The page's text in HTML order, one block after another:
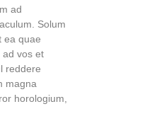
ad
Solum
ea quae
ad vos et
reddere
magna
horologium,